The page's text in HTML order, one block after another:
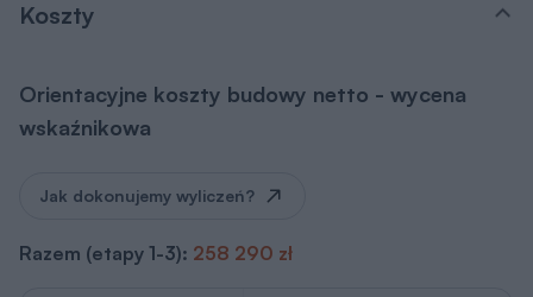
Koszty
Orientacyjne koszty budowy netto - wycena
wskaźnikowa
Jak dokonujemy wyliczeń?
Razem (etapy 1-3): 258 290 zł